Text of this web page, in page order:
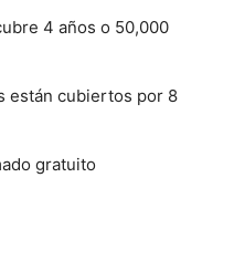
4 años o 50,000
están cubiertos por 8
gratuito